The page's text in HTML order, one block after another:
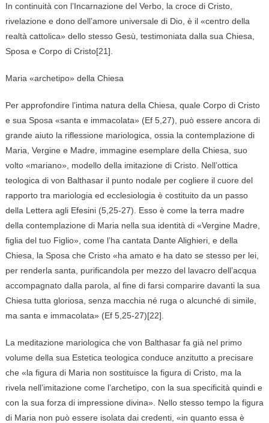
In continuità con l’Incarnazione del Verbo, la croce di Cristo,
rivelazione e dono dell’amore universale di Dio, è il «centro della
realtà cattolica» dello stesso Gesù, testimoniata dalla sua Chiesa,
Sposa e Corpo di Cristo[21].
Maria «archetipo» della Chiesa
Per approfondire l’intima natura della Chiesa, quale Corpo di Cristo
e sua Sposa «santa e immacolata» (Ef 5,27), può essere ancora di
grande aiuto la riflessione mariologica, ossia la contemplazione di
Maria, Vergine e Madre, immagine esemplare della Chiesa, suo
volto «mariano», modello della imitazione di Cristo. Nell’ottica
teologica di von Balthasar il punto nodale per cogliere il cuore del
rapporto tra mariologia ed ecclesiologia è costituito da un passo
della Lettera agli Efesini (5,25-27). Esso è come la terra madre
della contemplazione di Maria nella sua identità di «Vergine Madre,
figlia del tuo Figlio», come l’ha cantata Dante Alighieri, e della
Chiesa, la Sposa che Cristo «ha amato e ha dato se stesso per lei,
per renderla santa, purificandola per mezzo del lavacro dell’acqua
accompagnato dalla parola, al fine di farsi comparire davanti la sua
Chiesa tutta gloriosa, senza macchia né ruga o alcunché di simile,
ma santa e immacolata» (Ef 5,25-27)[22].
La meditazione mariologica che von Balthasar fa già nel primo
volume della sua Estetica teologica conduce anzitutto a precisare
che «la figura di Maria non sostituisce la figura di Cristo, ma la
rivela nell’imitazione come l’archetipo, con la sua specificità quindi e
con la sua forza di impressione divina». Nello stesso tempo la figura
di Maria non può essere isolata dai credenti, «in quanto essa è